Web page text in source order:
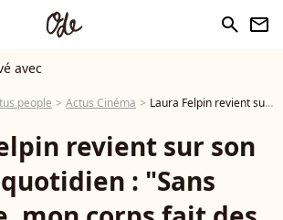
search newsletter
avec
people Actus Cinéma Laura Felpin revient sur son état quotidien : "Sans thyroïde, mon corps fait des trucs de fou"
revient sur son
: "Sans